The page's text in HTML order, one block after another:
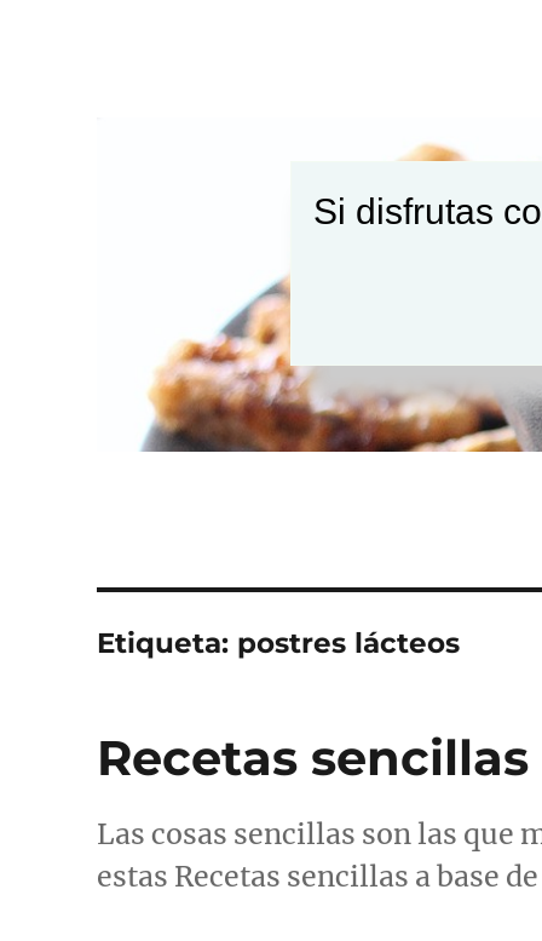
Etiqueta: postres lácteos
Recetas
Las cosas sencillas son las que
estas Recetas sencillas a base
Si disfrutas